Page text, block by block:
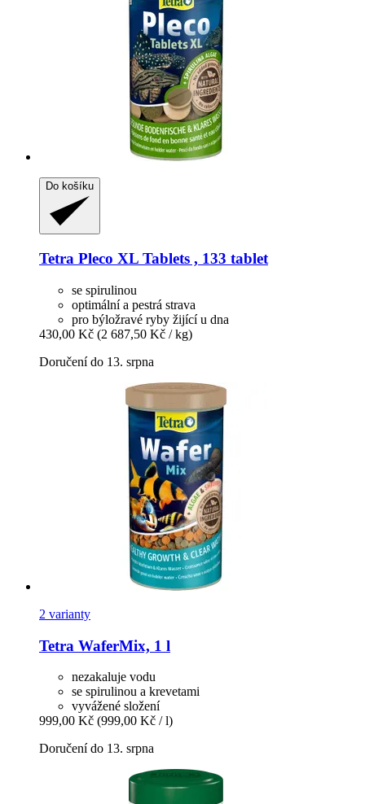
Do košíku
Tetra Pleco XL Tablets , 133 tablet
se spirulinou
optimální a pestrá strava
pro býložravé ryby žijící u dna
430,00 Kč (2 687,50 Kč / kg)
Doručení do 13. srpna
2 varianty
Tetra WaferMix, 1 l
nezakaluje vodu
se spirulinou a krevetami
vyvážené složení
999,00 Kč (999,00 Kč / l)
Doručení do 13. srpna